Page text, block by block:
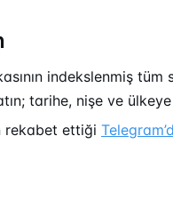
indekslenmiş tüm
tarihe, nişe ve
rekabet ettiği